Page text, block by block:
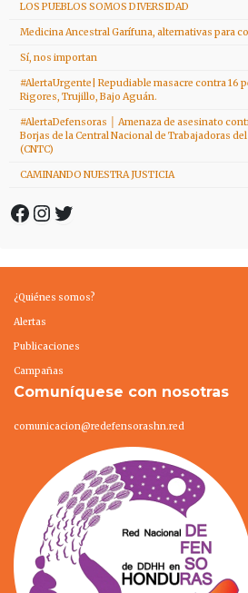
LOS PUEBLOS SOMOS DIVERSIDAD
Medicina Ancestral Garífuna, alternativas para
Sí, nos importan
#AlertaUrgente| Repudiable masacre contra 16
Rigores, Trujillo, Bajo Aguán.
#AlertaDefensoras │ Amenaza de asesinato
Borjas de la Central Nacional de Trabajadoras
(CNTC)
CAMINANDO NUESTRA JUSTICIA
Facebook
Instagram
Twitter
¿Quiénes somos?
Alertas
Publicaciones
Campañas
Comuníquese con nosotras
comunicacion@redefensorashn.red